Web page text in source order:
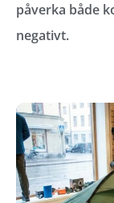
påverka både
negativt.